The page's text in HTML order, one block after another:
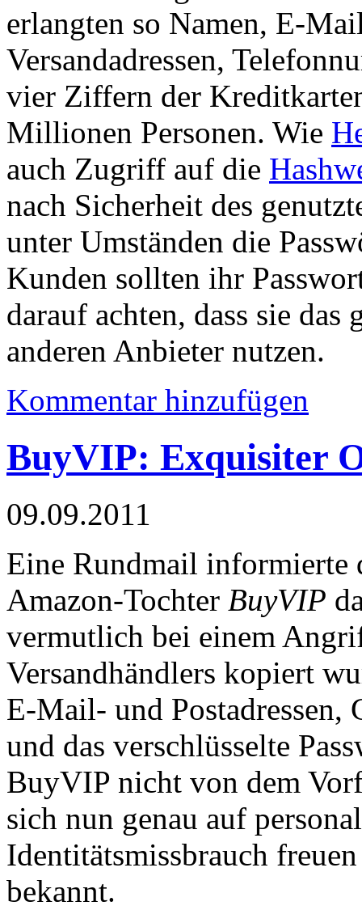
erlangten so Namen, E-
Versandadressen,
vier Ziffern der
Millionen Personen. Wie
auch Zugriff auf die
nach Sicherheit des
unter Umständen die
Kunden sollten ihr
darauf achten, dass sie
anderen Anbieter nutzen.
Kommentar hinzufügen
BuyVIP: Exquisiter
09.09.2011
Eine Rundmail
Amazon-Tochter BuyVIP
vermutlich bei einem
Versandhändlers kopiert
E-Mail- und Postadressen,
und das verschlüsselte
BuyVIP nicht von dem
sich nun genau auf
Identitätsmissbrauch
bekannt.